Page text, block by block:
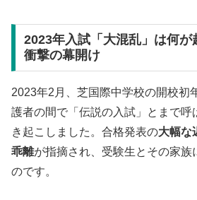
2023年入試「大混乱」は何が
衝撃の幕開け
2023年2月、芝国際中学校の開校初
護者の間で「伝説の入試」とまで呼
き起こしました。合格発表の大幅な
乖離が指摘され、受験生とその家族
のです。